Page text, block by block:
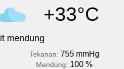
+33°C
mendung
Tekanan: 755 mmHg
Mendung: 100 %